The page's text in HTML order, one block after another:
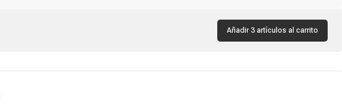
Añadir 3 artículos al carrito